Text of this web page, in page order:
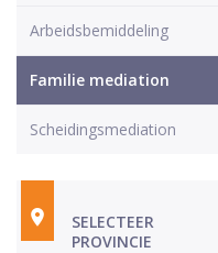
Arbeidsbemiddeling
Familie mediation
Scheidingsmediation
SELECTEER
PROVINCIE